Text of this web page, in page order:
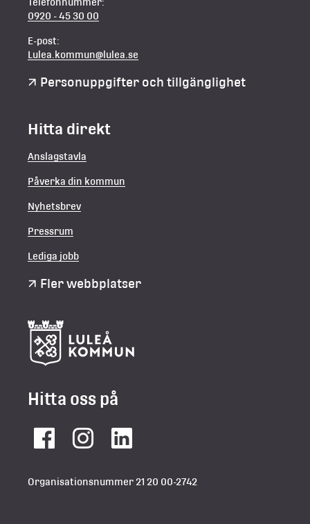
0920 - 45 30 00
E-post:
Lulea.kommun@lulea.se
Personuppgifter och tillgänglighet
Hitta direkt
Anslagstavla
Påverka din kommun
Nyhetsbrev
Pressrum
Lediga jobb
Fler webbplatser
Hitta oss på
FacebookInstagramLinkedIn
Organisationsnummer 21 20 00-2742